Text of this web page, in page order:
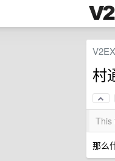
V2EX
村
This
那么